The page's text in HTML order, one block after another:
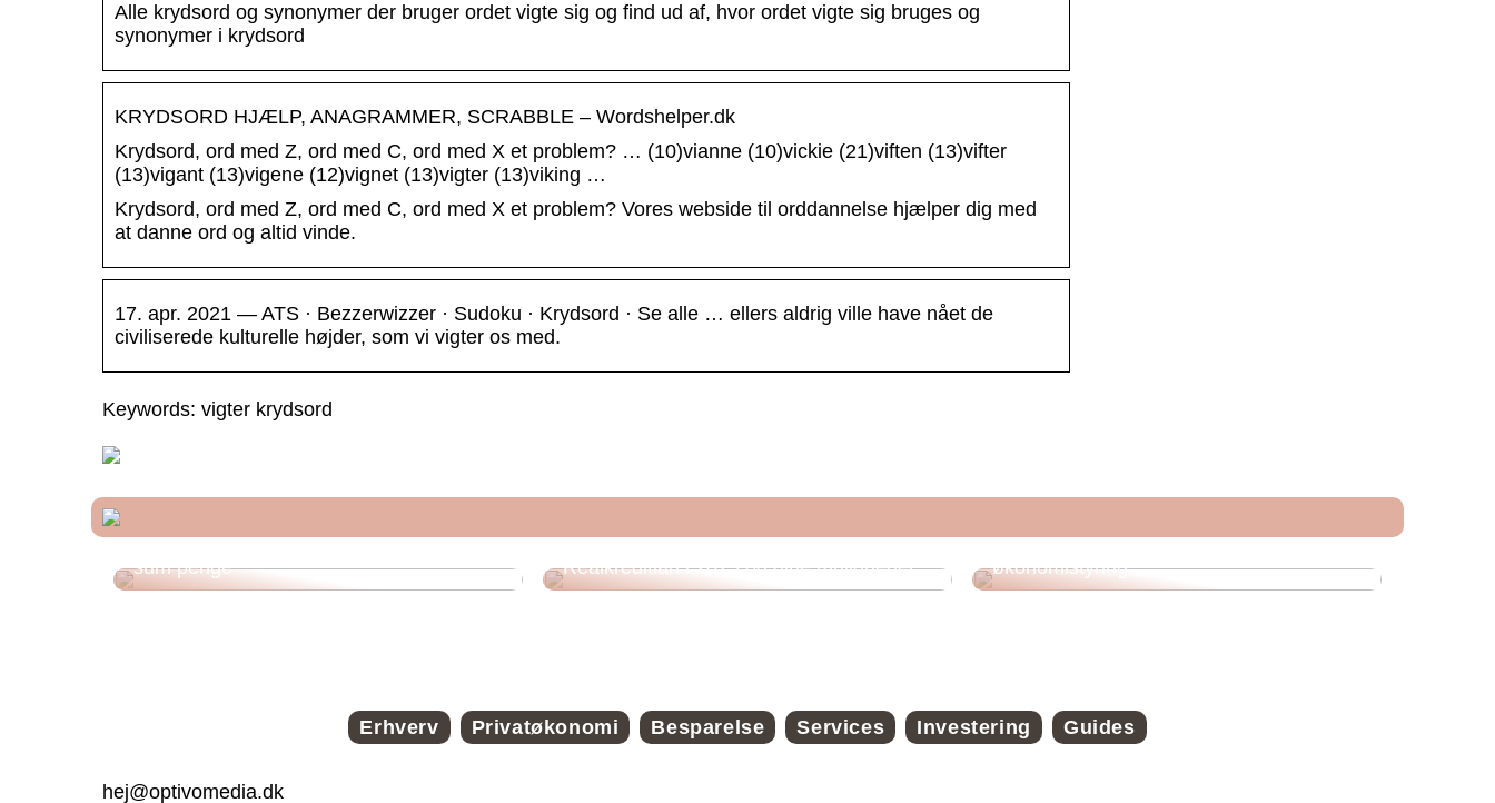
Alle krydsord og synonymer der bruger ordet vigte sig og find ud af, hvor ordet vigte sig bruges og
synonymer i krydsord
KRYDSORD HJÆLP, ANAGRAMMER, SCRABBLE – Wordshelper.dk
Krydsord, ord med Z, ord med C, ord med X et problem? … (10)vianne (10)vickie (21)viften (13)vifter
(13)vigant (13)vigene (12)vignet (13)vigter (13)viking …
Krydsord, ord med Z, ord med C, ord med X et problem? Vores webside til orddannelse hjælper dig med
at danne ord og altid vinde.
17. apr. 2021 — ATS · Bezzerwizzer · Sudoku · Krydsord · Se alle … ellers aldrig ville have nået de
civiliserede kulturelle højder, som vi vigter os med.
Keywords: vigter krydsord
sum penge
Realkreditlån i 2025 og dine muligheder
økonomistyring
Erhverv Privatøkonomi Besparelse Services Investering Guides
hej@optivomedia.dk